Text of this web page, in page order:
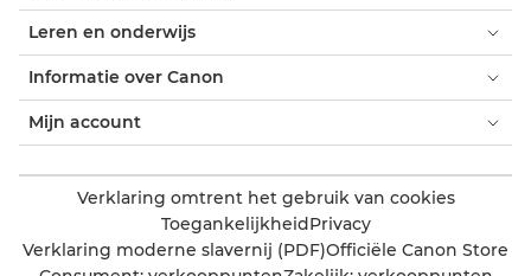
Leren en onderwijs
Informatie over Canon
Mijn account
Verklaring omtrent het gebruik van cookies
Toegankelijkheid Privacy
Verklaring moderne slavernij (PDF)Officiële Canon Store